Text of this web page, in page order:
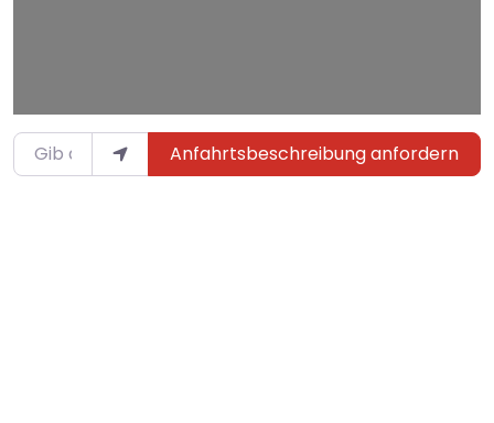
Gib deinen Standort ein.Anfahrtsbeschreibung anfordern